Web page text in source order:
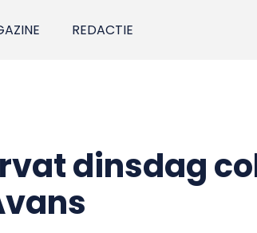
REDACTIE
dinsdag